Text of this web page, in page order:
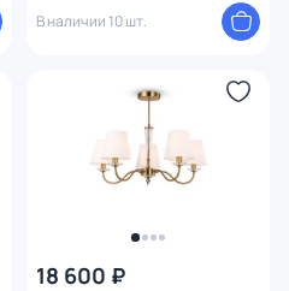
В наличии 10 шт.
18 600 ₽